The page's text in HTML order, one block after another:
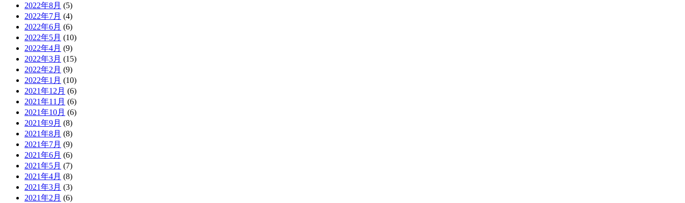
2022年8月 (5)
2022年7月 (4)
2022年6月 (6)
2022年5月 (10)
2022年4月 (9)
2022年3月 (15)
2022年2月 (9)
2022年1月 (10)
2021年12月 (6)
2021年11月 (6)
2021年10月 (6)
2021年9月 (8)
2021年8月 (8)
2021年7月 (9)
2021年6月 (6)
2021年5月 (7)
2021年4月 (8)
2021年3月 (3)
2021年2月 (6)